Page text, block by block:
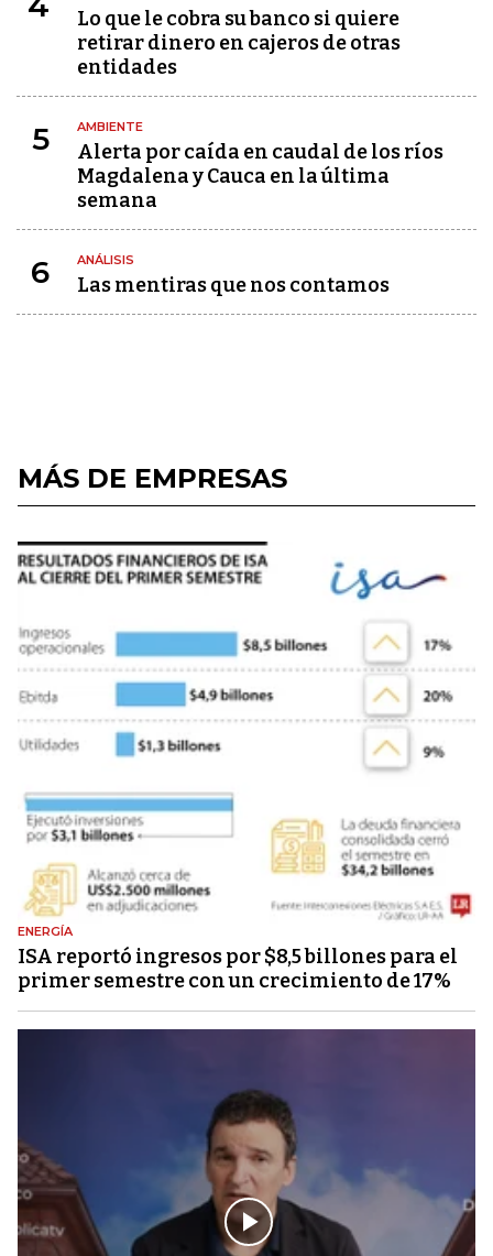
Lo que le cobra su banco si quiere
retirar dinero en cajeros de otras
entidades
5 AMBIENTE
Alerta por caída en caudal de los ríos
Magdalena y Cauca en la última
semana
6 ANÁLISIS
Las mentiras que nos contamos
MÁS DE EMPRESAS
ENERGÍA
ISA reportó ingresos por $8,5 billones para el
primer semestre con un crecimiento de 17%